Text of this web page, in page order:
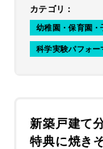
カテゴリ ：
幼稚園・保育園
科学実験パフォー
新築戸建て
特典に焼き